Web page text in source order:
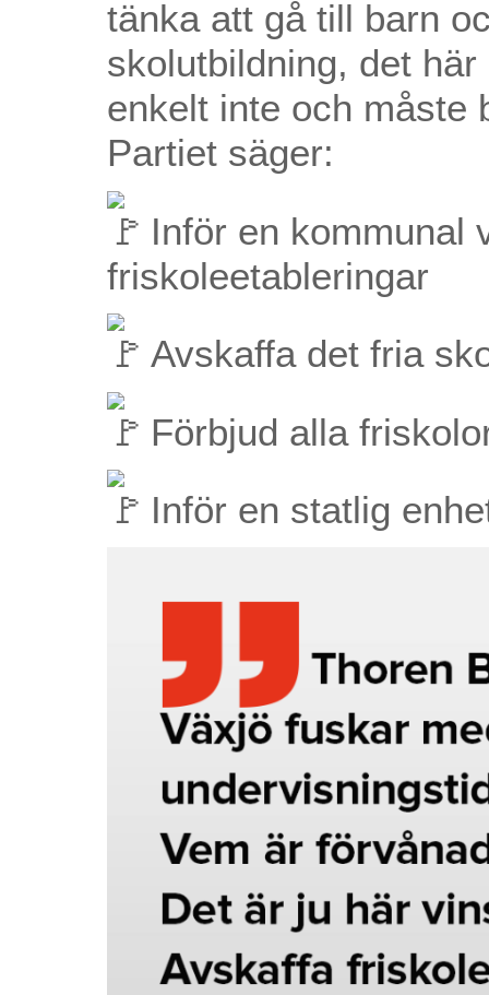
tänka att gå till barn
skolutbildning, det
enkelt inte och måste
Partiet säger:
Inför en kommunal
friskoleetableringar
Avskaffa det fria
Förbjud alla
Inför en statlig